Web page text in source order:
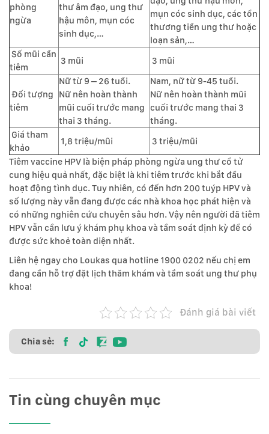
phòng
ngừa
thư âm đạo, ung thư
hậu môn, mụn cóc
sinh dục,…
mụn cóc sinh dục, các tổn
thương tiền ung thư hoặc
loạn sản,…
Số mũi cần
tiêm
3 mũi 3 mũi
Đối tượng
tiêm
Nữ từ 9 – 26 tuổi.
Nữ nên hoàn thành
mũi cuối trước mang
thai 3 tháng.
Nam, nữ từ 9-45 tuổi.
Nữ nên hoàn thành mũi
cuối trước mang thai 3
tháng.
Giá tham
khảo
1,8 triệu/mũi
3 triệu/mũi
Tiêm vaccine HPV là biện pháp phòng ngừa ung thư cổ tử
cung hiệu quả nhất, đặc biệt là khi tiêm trước khi bắt đầu
hoạt động tình dục. Tuy nhiên, có đến hơn 200 tuýp HPV và
số lượng này vẫn đang được các nhà khoa học phát hiện và
có những nghiên cứu chuyên sâu hơn. Vậy nên người đã tiêm
HPV vẫn cần lưu ý khám phụ khoa và tầm soát định kỳ để có
được sức khoẻ toàn diện nhất.
Liên hệ ngay cho Loukas qua hotline 1900 0202 nếu chị em
đang cần hỗ trợ đặt lịch thăm khám và tầm soát ung thư phụ
khoa!
Đánh giá bài viết
Chia sẻ:
Tin cùng chuyên mục